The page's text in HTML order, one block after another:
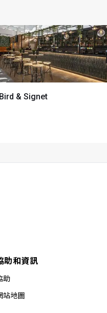
Bird & Signet
助和資訊
助
站地圖